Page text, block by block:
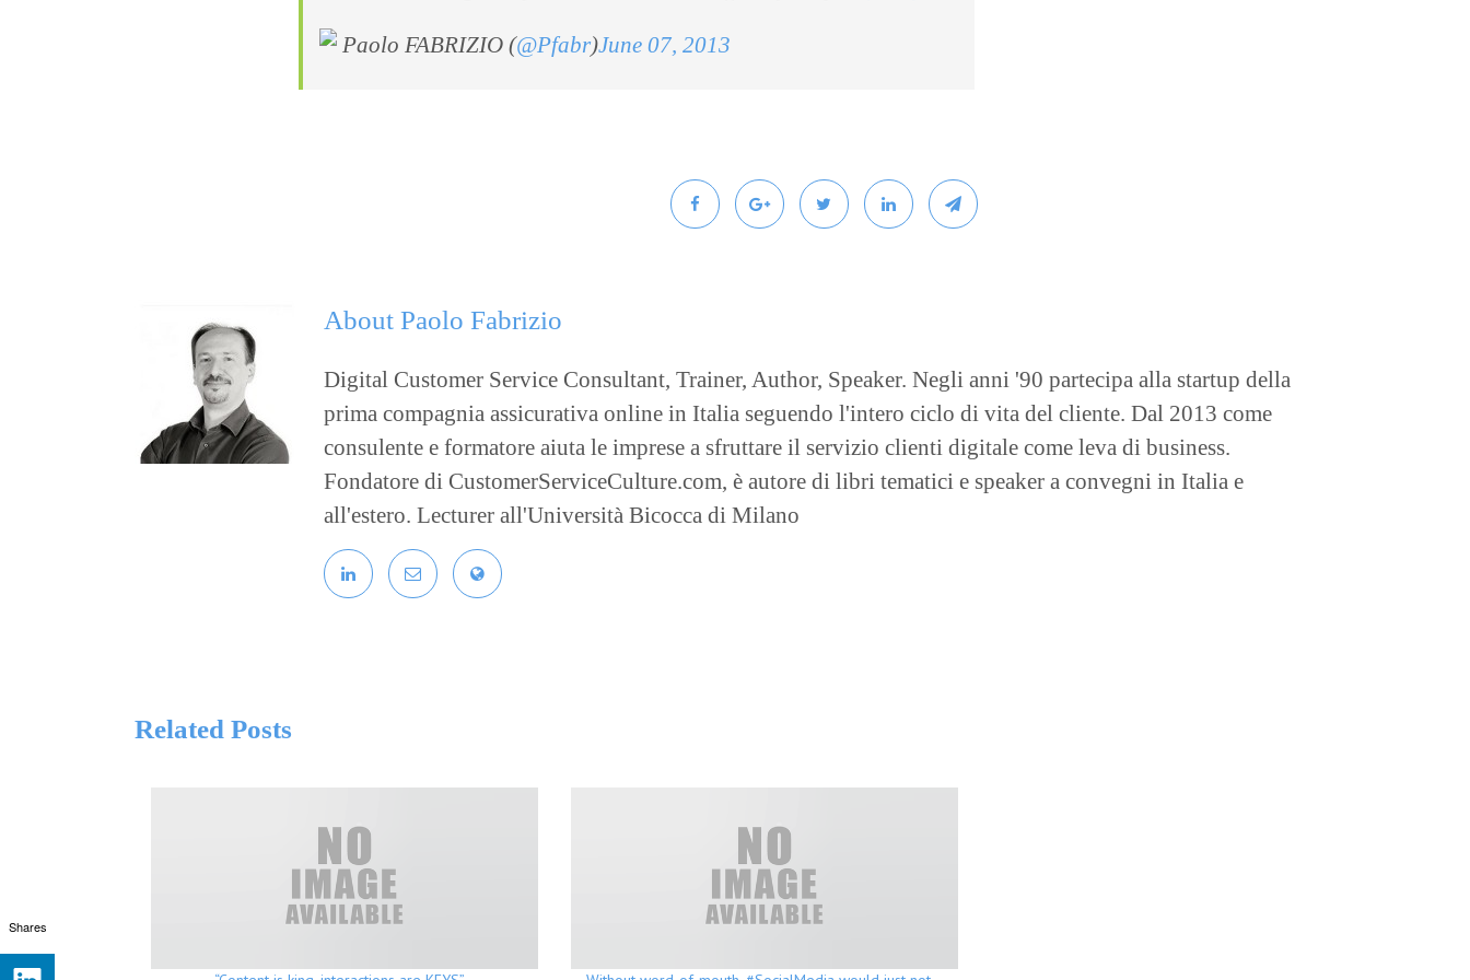
Paolo FABRIZIO (@Pfabr)June 07, 2013
About Paolo Fabrizio
Digital Customer Service Consultant, Trainer, Author, Speaker. Negli anni '90 partecipa alla startup della
prima compagnia assicurativa online in Italia seguendo l'intero ciclo di vita del cliente. Dal 2013 come
consulente e formatore aiuta le imprese a sfruttare il servizio clienti digitale come leva di business.
Fondatore di CustomerServiceCulture.com, è autore di libri tematici e speaker a convegni in Italia e
all'estero. Lecturer all'Università Bicocca di Milano
Related Posts
Shares